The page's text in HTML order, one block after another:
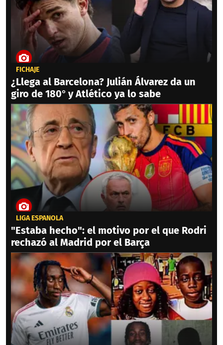
FICHAJE
¿Llega al Barcelona? Julián Álvarez da un
giro de 180° y Atlético ya lo sabe
LIGA ESPAÑOLA
"Estaba hecho": el motivo por el que Rodri
rechazó al Madrid por el Barça